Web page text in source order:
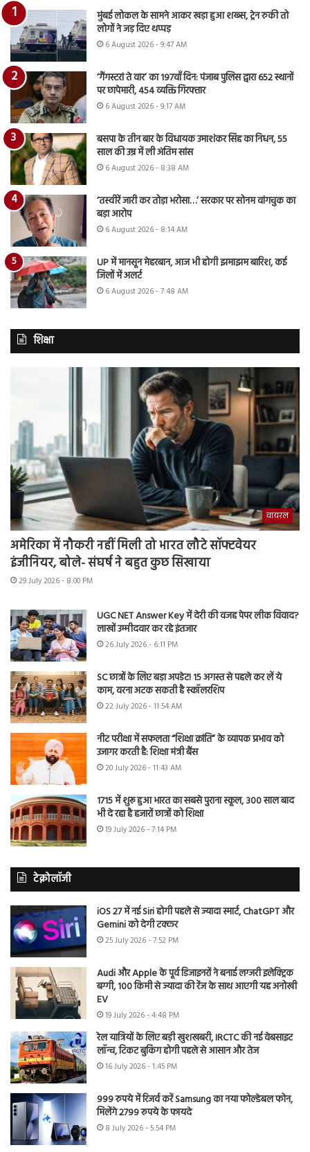
मुंबई लोकल के सामने आकर खड़ा हुआ शख्स, ट्रेन रुकी तो
लोगों ने जड़ दिए थप्पड़
6 August 2026 - 9:47 AM
‘गैंगस्टरां ते वार’ का 197वाँ दिन: पंजाब पुलिस द्वारा 652 स्थानों
पर छापेमारी, 454 व्यक्ति गिरफ्तार
6 August 2026 - 9:17 AM
बसपा के तीन बार के विधायक उमाशंकर सिंह का निधन, 55
साल की उम्र में ली अंतिम सांस
6 August 2026 - 8:38 AM
‘तस्वीरें जारी कर तोड़ा भरोसा…’ सरकार पर सोनम वांगचुक का
बड़ा आरोप
6 August 2026 - 8:14 AM
UP में मानसून मेहरबान, आज भी होगी झमाझम बारिश, कई
जिलों में अलर्ट
6 August 2026 - 7:48 AM
शिक्षा
वायरल
अमेरिका में नौकरी नहीं मिली तो भारत लौटे सॉफ्टवेयर
इंजीनियर, बोले- संघर्ष ने बहुत कुछ सिखाया
29 July 2026 - 8:00 PM
UGC NET Answer Key में देरी की वजह पेपर लीक विवाद?
लाखों उम्मीदवार कर रहे इंतजार
26 July 2026 - 6:11 PM
SC छात्रों के लिए बड़ा अपडेट! 15 अगस्त से पहले कर लें ये
काम, वरना अटक सकती है स्कॉलरशिप
22 July 2026 - 11:54 AM
नीट परीक्षा में सफलता “शिक्षा क्रांति” के व्यापक प्रभाव को
उजागर करती है: शिक्षा मंत्री बैंस
20 July 2026 - 11:43 AM
1715 में शुरू हुआ भारत का सबसे पुराना स्कूल, 300 साल बाद
भी दे रहा है हजारों छात्रों को शिक्षा
19 July 2026 - 7:14 PM
टेक्नोलॉजी
iOS 27 में नई Siri होगी पहले से ज्यादा स्मार्ट, ChatGPT और
Gemini को देगी टक्कर
25 July 2026 - 7:52 PM
Audi और Apple के पूर्व डिजाइनरों ने बनाई लग्जरी इलेक्ट्रिक
बग्गी, 100 किमी से ज्यादा की रेंज के साथ आएगी यह अनोखी
EV
19 July 2026 - 4:48 PM
रेल यात्रियों के लिए बड़ी खुशखबरी, IRCTC की नई वेबसाइट
लॉन्च, टिकट बुकिंग होगी पहले से आसान और तेज
16 July 2026 - 1:45 PM
999 रुपये में रिजर्व करें Samsung का नया फोल्डेबल फोन,
मिलेंगे 2799 रुपये के फायदे
8 July 2026 - 5:54 PM